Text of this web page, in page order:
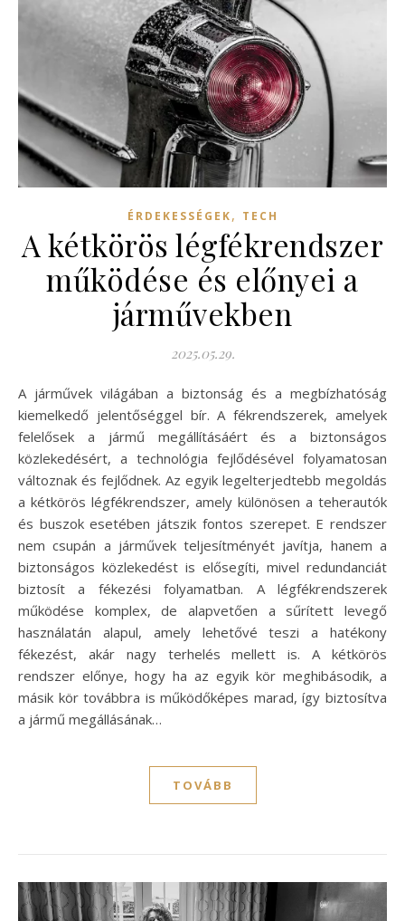
ÉRDEKESSÉGEK, TECH
A kétkörös légfékrendszer
működése és előnyei a
járművekben
2025.05.29.
A járművek világában a biztonság és a megbízhatóság
kiemelkedő jelentőséggel bír. A fékrendszerek, amelyek
felelősek a jármű megállításáért és a biztonságos
közlekedésért, a technológia fejlődésével folyamatosan
változnak és fejlődnek. Az egyik legelterjedtebb megoldás
a kétkörös légfékrendszer, amely különösen a teherautók
és buszok esetében játszik fontos szerepet. E rendszer
nem csupán a járművek teljesítményét javítja, hanem a
biztonságos közlekedést is elősegíti, mivel redundanciát
biztosít a fékezési folyamatban. A légfékrendszerek
működése komplex, de alapvetően a sűrített levegő
használatán alapul, amely lehetővé teszi a hatékony
fékezést, akár nagy terhelés mellett is. A kétkörös
rendszer előnye, hogy ha az egyik kör meghibásodik, a
másik kör továbbra is működőképes marad, így biztosítva
a jármű megállásának…
TOVÁBB